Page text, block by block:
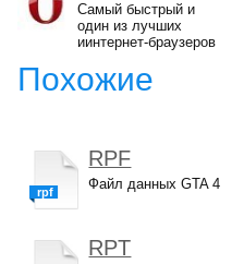
Самый быстрый и
один из лучших
иинтернет-браузеров
Похожие
rpf
RPF
Файл данных GTA 4
RPT